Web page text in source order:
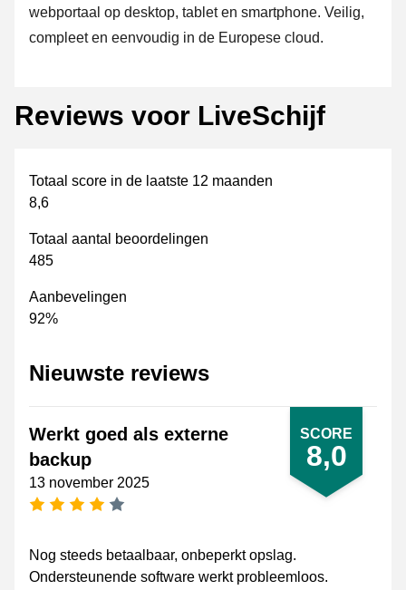
webportaal op desktop, tablet en smartphone. Veilig,
compleet en eenvoudig in de Europese cloud.
Reviews voor LiveSchijf
Totaal score in de laatste 12 maanden
8,6
Totaal aantal beoordelingen
485
Aanbevelingen
92%
Nieuwste reviews
SCORE
8,0
Werkt goed als externe
backup
13 november 2025
Nog steeds betaalbaar, onbeperkt opslag.
Ondersteunende software werkt probleemloos.